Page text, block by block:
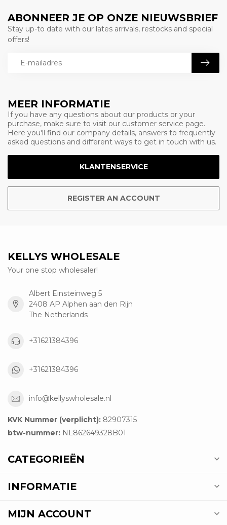
MEER INFORMATIE
If you have any questions about our products or your
purchase, make sure to visit our customer service page.
Here you'll find our company details, answers to frequently
asked questions and different ways to get in touch with us.
KLANTENSERVICE
REGISTER AN ACCOUNT
ABONNEER JE OP ONZE NIEUWSBRIEF
Stay up-to date with our lates arrivals, restocks and special
offers!
KELLYS WHOLESALE
Your one stop wholesaler!
Albert Einsteinweg 5
2408 AP Alphen aan den Rijn
The Netherlands
+31621384396
+31621384396
info@kellyswholesale.nl
KVK Nummer (verplicht): 82907315
btw-nummer: NL862649328B01
CATEGORIEËN
INFORMATIE
MIJN ACCOUNT